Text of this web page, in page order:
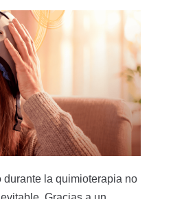
durante la quimioterapia no